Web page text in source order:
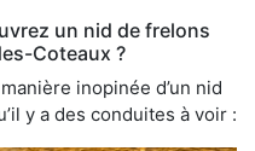
un nid de frelons
Coteaux ?
inopinée d’un nid
y a des conduites à voir :